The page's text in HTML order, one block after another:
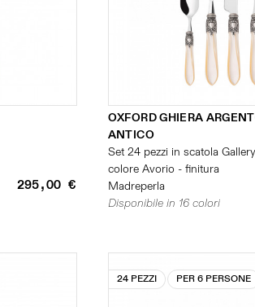
295,00 €
OXFORD GHIERA
ANTICO
Set 24 pezzi in scatola
colore Avorio - finitura
Madreperla
Disponibile in 16 colori
24 PEZZI PER 6 PERSONE